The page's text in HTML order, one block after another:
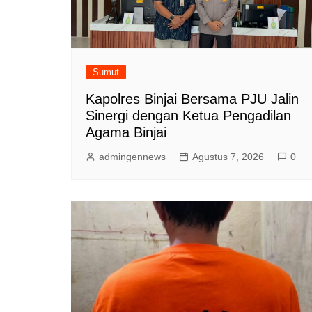
Sumut
Kapolres Binjai Bersama PJU Jalin
Sinergi dengan Ketua Pengadilan
Agama Binjai
admingennews Agustus 7, 2026 0